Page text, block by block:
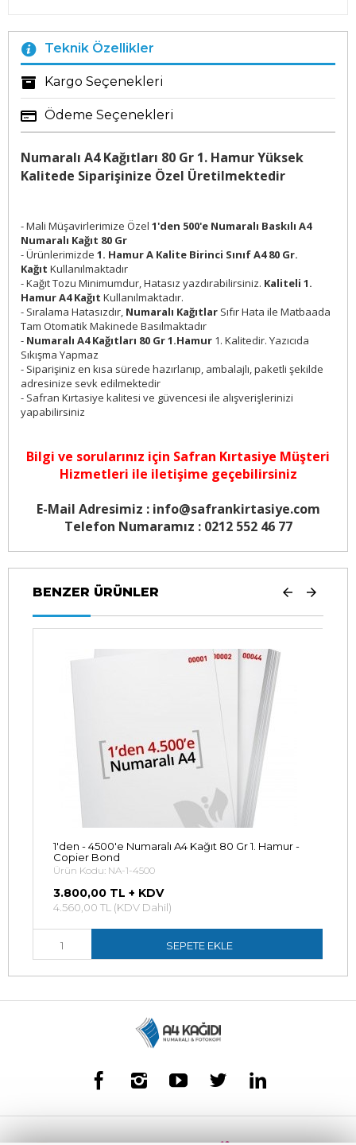
Teknik Özellikler
Kargo Seçenekleri
Ödeme Seçenekleri
Numaralı A4 Kağıtları 80 Gr 1. Hamur Yüksek
Kalitede Siparişinize Özel Üretilmektedir
- Mali Müşavirlerimize Özel 1'den 500'e Numaralı Baskılı A4
Numaralı Kağıt 80 Gr
- Ürünlerimizde 1. Hamur A Kalite Birinci Sınıf A4 80 Gr.
Kağıt Kullanılmaktadır
- Kağıt Tozu Minimumdur, Hatasız yazdırabilirsiniz. Kaliteli 1.
Hamur A4 Kağıt Kullanılmaktadır.
- Sıralama Hatasızdır, Numaralı Kağıtlar Sıfır Hata ile Matbaada
Tam Otomatik Makinede Basılmaktadır
- Numaralı A4 Kağıtları 80 Gr 1.Hamur 1. Kalitedir. Yazıcıda
Sıkışma Yapmaz
- Siparişiniz en kısa sürede hazırlanıp, ambalajlı, paketli şekilde
adresinize sevk edilmektedir
- Safran Kırtasiye kalitesi ve güvencesi ile alışverişlerinizi
yapabilirsiniz
Bilgi ve sorularınız için Safran Kırtasiye Müşteri
Hizmetleri ile iletişime geçebilirsiniz
E-Mail Adresimiz : info@safrankirtasiye.com
Telefon Numaramız : 0212 552 46 77
BENZER ÜRÜNLER
1'den - 4500'e Numaralı A4 Kağıt 80 Gr 1. Hamur -
Copier Bond
Ürün Kodu: NA-1-4500
3.800,00 TL + KDV
4.560,00 TL (KDV Dahil)
SEPETE EKLE